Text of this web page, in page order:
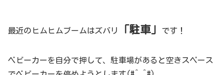
最近のヒムヒムブームはズバリ 「駐車」 です！
ベビーカーを自分で押して、駐車場があると空きスペース